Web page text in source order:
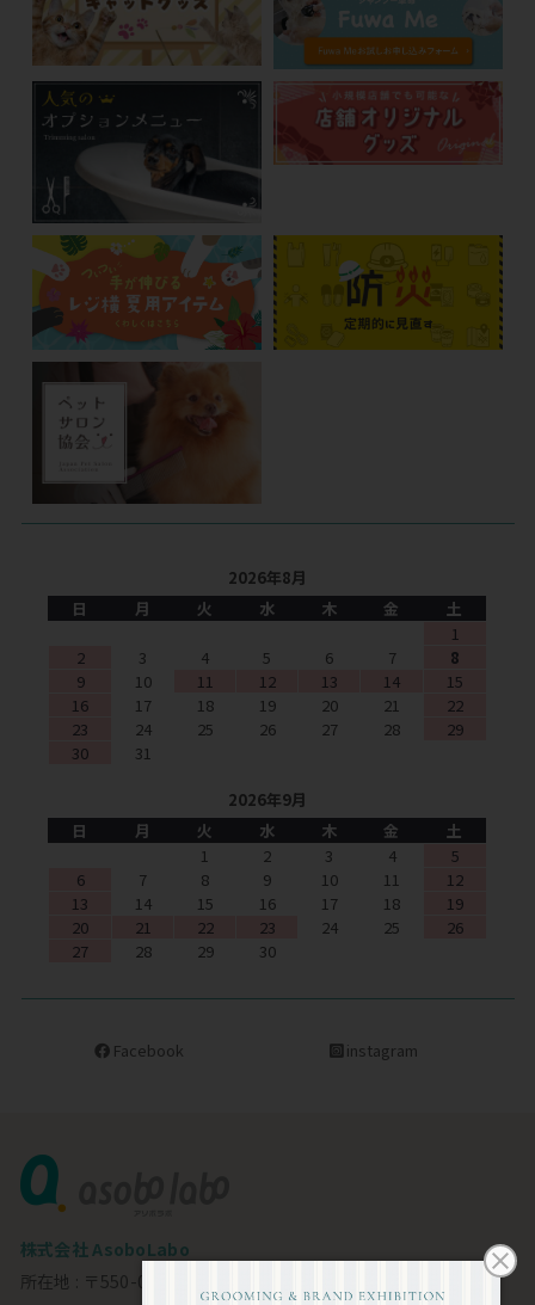
2026年8月
日
月 火 水 木 金
土
1
2
3 4 5 6 7
8
9
10 11 12 13 14
15
16
17 18 19 20 21
22
23
24 25 26 27 28
29
30
31
2026年9月
日
月 火 水 木 金
土
1
2 3 4
5
6
7 8 9 10 11
12
13
14 15 16 17 18
19
20
21 22 23 24 25
26
27
28 29 30
Facebook instagram
株式会社 AsoboLabo
所在地 : 〒550-0002 大阪市西区江戸堀1-23-11 6F